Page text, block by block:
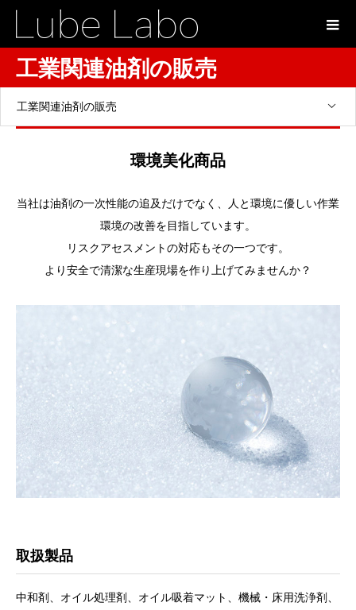
工業関連油剤の販売
工業関連油剤の販売
環境美化商品
当社は油剤の⼀次性能の追及だけでなく、⼈と環境に優しい作業
環境の改善を⽬指しています。
リスクアセスメントの対応もその⼀つです。
より安全で清潔な⽣産現場を作り上げてみませんか？
取扱製品
中和剤、オイル処理剤、オイル吸着マット、機械・床⽤洗浄剤、